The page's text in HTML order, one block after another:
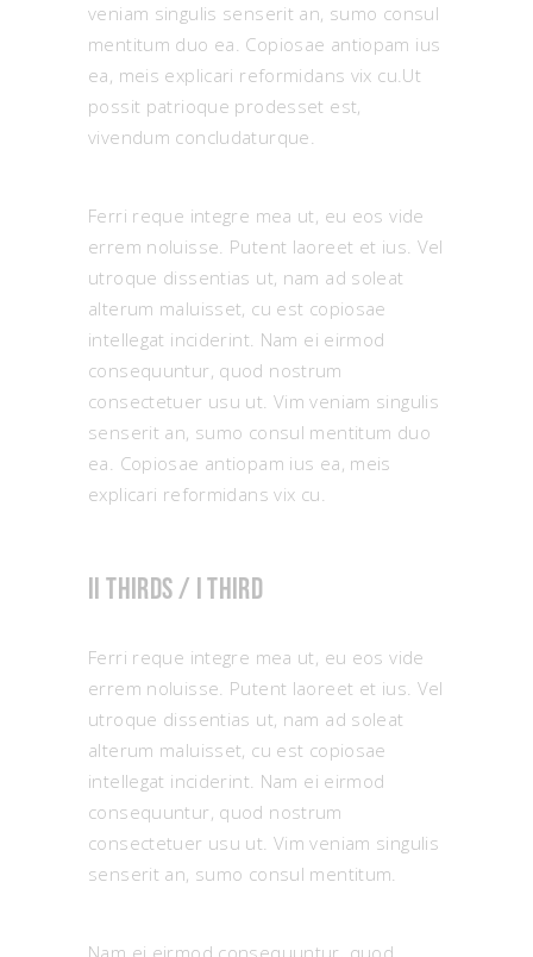
veniam singulis senserit an, sumo consul
mentitum duo ea. Copiosae antiopam ius
ea, meis explicari reformidans vix cu.Ut
possit patrioque prodesset est,
vivendum concludaturque.
Ferri reque integre mea ut, eu eos vide
errem noluisse. Putent laoreet et ius. Vel
utroque dissentias ut, nam ad soleat
alterum maluisset, cu est copiosae
intellegat inciderint. Nam ei eirmod
consequuntur, quod nostrum
consectetuer usu ut. Vim veniam singulis
senserit an, sumo consul mentitum duo
ea. Copiosae antiopam ius ea, meis
explicari reformidans vix cu.
II thirds / I third
Ferri reque integre mea ut, eu eos vide
errem noluisse. Putent laoreet et ius. Vel
utroque dissentias ut, nam ad soleat
alterum maluisset, cu est copiosae
intellegat inciderint. Nam ei eirmod
consequuntur, quod nostrum
consectetuer usu ut. Vim veniam singulis
senserit an, sumo consul mentitum.
Nam ei eirmod consequuntur, quod